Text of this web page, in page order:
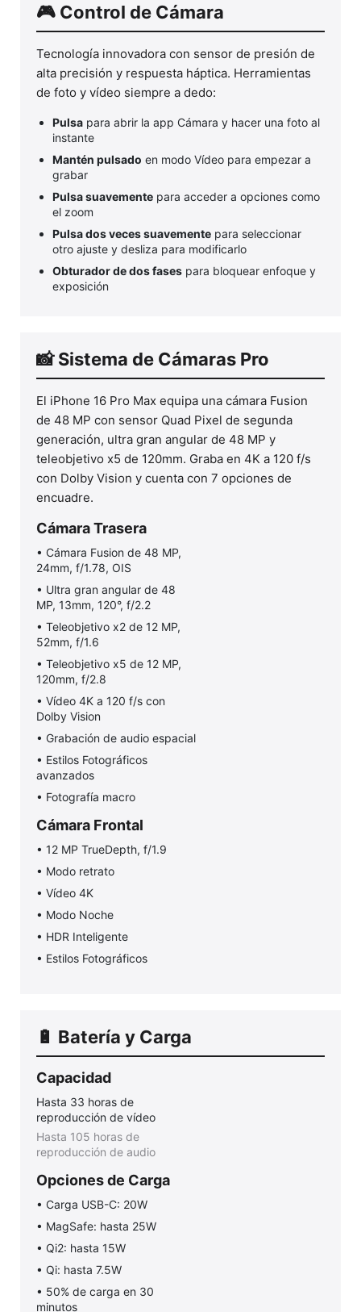
🎮 Control de Cámara
Tecnología innovadora con sensor de presión de
alta precisión y respuesta háptica. Herramientas
de foto y vídeo siempre a dedo:
Pulsa para abrir la app Cámara y hacer una foto al
instante
Mantén pulsado en modo Vídeo para empezar a
grabar
Pulsa suavemente para acceder a opciones como
el zoom
Pulsa dos veces suavemente para seleccionar
otro ajuste y desliza para modificarlo
Obturador de dos fases para bloquear enfoque y
exposición
📸 Sistema de Cámaras Pro
El iPhone 16 Pro Max equipa una cámara Fusion
de 48 MP con sensor Quad Pixel de segunda
generación, ultra gran angular de 48 MP y
teleobjetivo x5 de 120mm. Graba en 4K a 120 f/s
con Dolby Vision y cuenta con 7 opciones de
encuadre.
Cámara Trasera
• Cámara Fusion de 48 MP,
24mm, f/1.78, OIS
• Ultra gran angular de 48
MP, 13mm, 120°, f/2.2
• Teleobjetivo x2 de 12 MP,
52mm, f/1.6
• Teleobjetivo x5 de 12 MP,
120mm, f/2.8
• Vídeo 4K a 120 f/s con
Dolby Vision
• Grabación de audio espacial
• Estilos Fotográficos
avanzados
• Fotografía macro
Cámara Frontal
• 12 MP TrueDepth, f/1.9
• Modo retrato
• Vídeo 4K
• Modo Noche
• HDR Inteligente
• Estilos Fotográficos
🔋 Batería y Carga
Capacidad
Hasta 33 horas de
reproducción de vídeo
Hasta 105 horas de
reproducción de audio
Opciones de Carga
• Carga USB-C: 20W
• MagSafe: hasta 25W
• Qi2: hasta 15W
• Qi: hasta 7.5W
• 50% de carga en 30
minutos